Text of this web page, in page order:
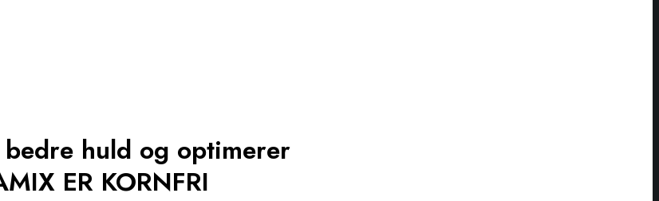
huld og optimerer
ER KORNFRI